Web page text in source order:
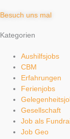
Besuch uns mal
Kategorien
Aushilfsjobs
CBM
Erfahrungen
Ferienjobs
Gesellschaft
Job als
Job Geo